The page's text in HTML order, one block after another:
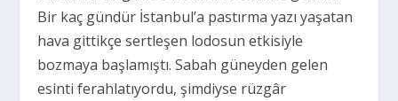
Bir kaç gündür İstanbul’a pastırma yazı yaşatan
hava gittikçe sertleşen lodosun etkisiyle
bozmaya başlamıştı. Sabah güneyden gelen
esinti ferahlatıyordu, şimdiyse rüzgâr